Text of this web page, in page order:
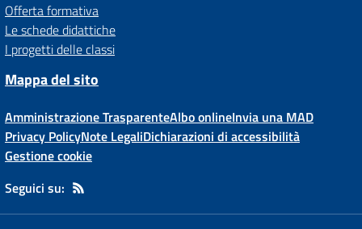
Offerta formativa
Le schede didattiche
I progetti delle classi
Mappa del sito
Amministrazione TrasparenteAlbo onlineInvia una MAD
Privacy PolicyNote LegaliDichiarazioni di accessibilità
Gestione cookie
Seguici su: